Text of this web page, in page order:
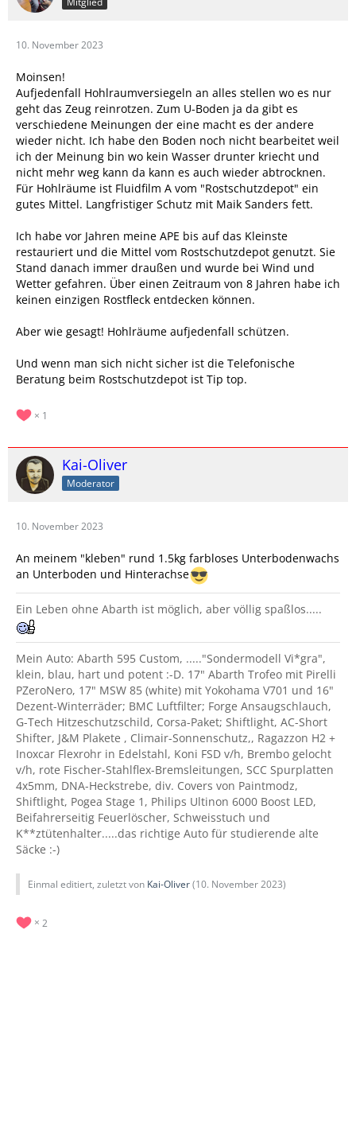
10. November 2023
Moinsen!
Aufjedenfall Hohlraumversiegeln an alles stellen wo es nur
geht das Zeug reinrotzen. Zum U-Boden ja da gibt es
verschiedene Meinungen der eine macht es der andere
wieder nicht. Ich habe den Boden noch nicht bearbeitet weil
ich der Meinung bin wo kein Wasser drunter kriecht und
nicht mehr weg kann da kann es auch wieder abtrocknen.
Für Hohlräume ist Fluidfilm A vom "Rostschutzdepot" ein
gutes Mittel. Langfristiger Schutz mit Maik Sanders fett.
Ich habe vor Jahren meine APE bis auf das Kleinste
restauriert und die Mittel vom Rostschutzdepot genutzt. Sie
Stand danach immer draußen und wurde bei Wind und
Wetter gefahren. Über einen Zeitraum von 8 Jahren habe ich
keinen einzigen Rostfleck entdecken können.
Aber wie gesagt! Hohlräume aufjedenfall schützen.
Und wenn man sich nicht sicher ist die Telefonische
Beratung beim Rostschutzdepot ist Tip top.
1
Kai-Oliver
Moderator
10. November 2023
An meinem "kleben" rund 1.5kg farbloses Unterbodenwachs
an Unterboden und Hinterachse
Ein Leben ohne Abarth ist möglich, aber völlig spaßlos.....
Mein Auto: Abarth 595 Custom, ....."Sondermodell Vi*gra",
klein, blau, hart und potent :-D. 17" Abarth Trofeo mit Pirelli
PZeroNero, 17" MSW 85 (white) mit Yokohama V701 und 16"
Dezent-Winterräder; BMC Luftfilter; Forge Ansaugschlauch,
G-Tech Hitzeschutzschild, Corsa-Paket; Shiftlight, AC-Short
Shifter, J&M Plakete , Climair-Sonnenschutz,, Ragazzon H2 +
Inoxcar Flexrohr in Edelstahl, Koni FSD v/h, Brembo gelocht
v/h, rote Fischer-Stahlflex-Bremsleitungen, SCC Spurplatten
4x5mm, DNA-Heckstrebe, div. Covers von Paintmodz,
Shiftlight, Pogea Stage 1, Philips Ultinon 6000 Boost LED,
Beifahrerseitig Feuerlöscher, Schweisstuch und
K**ztütenhalter.....das richtige Auto für studierende alte
Säcke :-)
Einmal editiert, zuletzt von Kai-Oliver(10. November 2023)
2